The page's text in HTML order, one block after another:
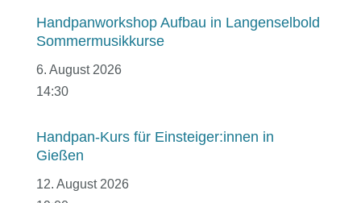
Handpanworkshop Aufbau in Langenselbold
Sommermusikkurse
6. August 2026
14:30
Handpan-Kurs für Einsteiger:innen in
Gießen
12. August 2026